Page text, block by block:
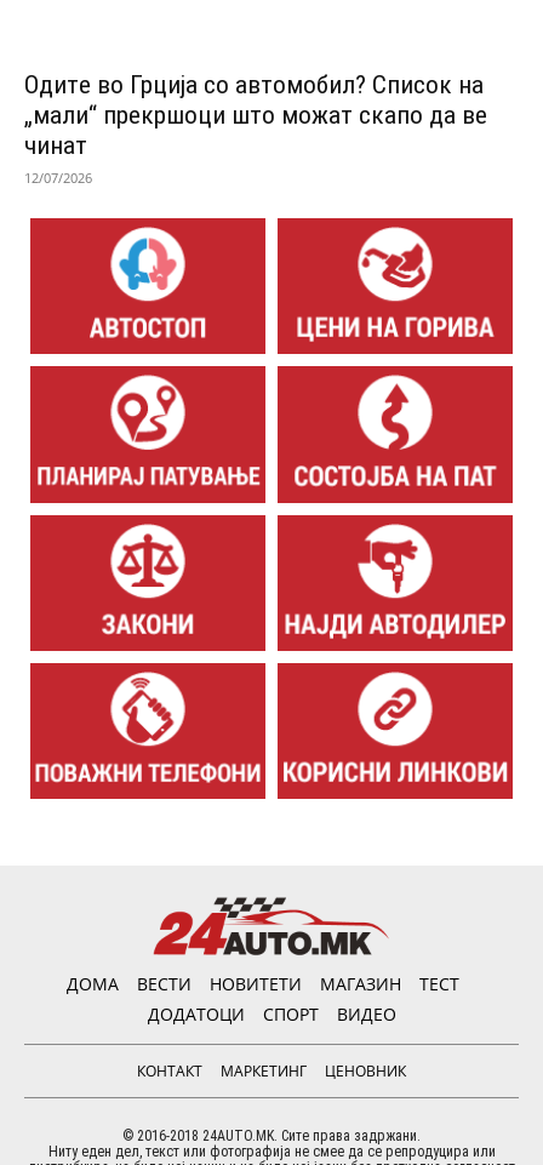
Одитe во Грција со автомобил? Список на
„мали“ прекршоци што можат скапо да ве
чинат
12/07/2026
ДОМА ВЕСТИ НОВИТЕТИ МАГАЗИН
ТЕСТ
ДОДАТОЦИ
СПОРТ ВИДЕО
КОНТАКТ МАРКЕТИНГ ЦЕНОВНИК
© 2016-2018 24AUTO.MK. Сите права задржани.
Ниту еден дел, текст или фотографија не смее да се репродуцира или